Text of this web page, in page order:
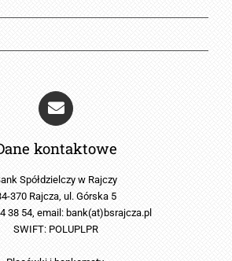
kontaktowe
Spółdzielczy w Rajczy
370 Rajcza, ul. Górska 5
38 54, email: bank(at)bsrajcza.pl
SWIFT: POLUPLPR